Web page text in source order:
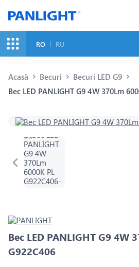
RO RU
Acasă Becuri
Becuri LED G9
Bec LED PANLIGHT G9 4W 370Lm
Bec LED PANLIGHT G9 4W
G922C406